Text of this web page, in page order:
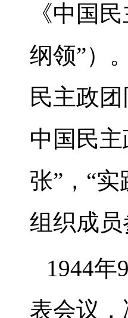
《中国
纲领”）
民主政
中国民
张”，“
组织成
1944
表会议